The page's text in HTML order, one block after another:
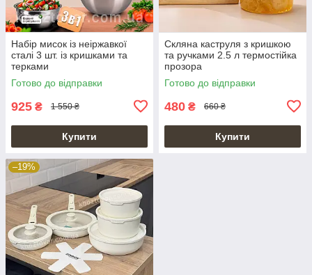
Набір мисок із неіржавкої
сталі 3 шт. із кришками та
терками
Готово до відправки
925 ₴ 1 550 ₴
Купити
Скляна каструля з кришкою
та ручками 2.5 л термостійка
прозора
Готово до відправки
480 ₴ 660 ₴
Купити
–19%